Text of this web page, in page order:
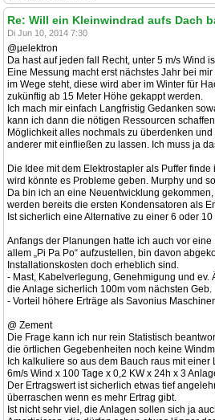
Re: Will ein Kleinwindrad aufs Dach
Di Jun 10, 2014 7:30
@µelektron
Da hast auf jeden fall Recht, unter 5 m/s Wind
Eine Messung macht erst nächstes Jahr bei
im Wege steht, diese wird aber im Winter für
zukünftig ab 15 Meter Höhe gekappt werden.
Ich mach mir einfach Langfristig Gedanken
kann ich dann die nötigen Ressourcen
Möglichkeit alles nochmals zu überdenken
anderer mit einfließen zu lassen. Ich muss ja
Die Idee mit dem Elektrostapler als Puffer
wird könnte es Probleme geben. Murphy und
Da bin ich an eine Neuentwicklung
werden bereits die ersten Kondensatoren als
Ist sicherlich eine Alternative zu einer 6 oder
Anfangs der Planungen hatte ich auch vor eine
allem „Pi Pa Po“ aufzustellen, bin davon
Installationskosten doch erheblich sind.
- Mast, Kabelverlegung, Genehmigung und ev.
die Anlage sicherlich 100m vom nächsten Geb.
- Vorteil höhere Erträge als Savonius
@ Zement
Die Frage kann ich nur rein Statistisch
die örtlichen Gegebenheiten noch keine
Ich kalkuliere so aus dem Bauch raus mit
6m/s Wind x 100 Tage x 0,2 KW x 24h x 3
Der Ertragswert ist sicherlich etwas tief
überraschen wenn es mehr Ertrag gibt.
Ist nicht sehr viel, die Anlagen sollen sich ja